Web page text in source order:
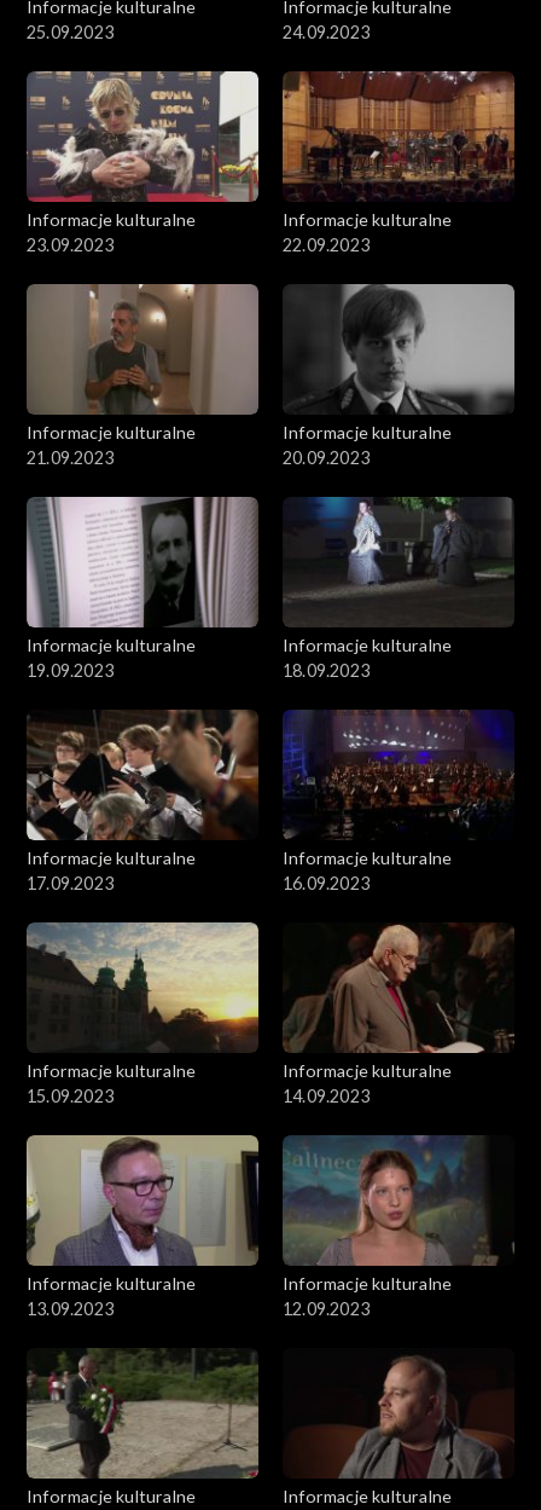
Informacje kulturalne
25.09.2023
Informacje kulturalne
24.09.2023
Informacje kulturalne
23.09.2023
Informacje kulturalne
22.09.2023
Informacje kulturalne
21.09.2023
Informacje kulturalne
20.09.2023
Informacje kulturalne
19.09.2023
Informacje kulturalne
18.09.2023
Informacje kulturalne
17.09.2023
Informacje kulturalne
16.09.2023
Informacje kulturalne
15.09.2023
Informacje kulturalne
14.09.2023
Informacje kulturalne
13.09.2023
Informacje kulturalne
12.09.2023
Informacje kulturalne
Informacje kulturalne